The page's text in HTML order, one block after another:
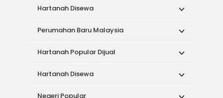
Hartanah Disewa
Perumahan Baru Malaysia
Hartanah Popular Dijual
Hartanah Disewa
Negeri Popular